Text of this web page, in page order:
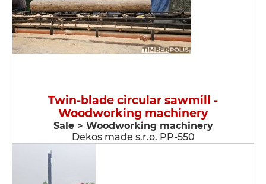
Twin-blade circular sawmill -
Woodworking machinery
Sale > Woodworking machinery
Dekos made s.r.o. PP-550